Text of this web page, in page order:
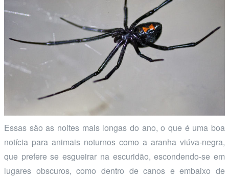
Essas são as noites mais longas do ano, o que é uma boa
notícia para animais noturnos como a aranha viúva-negra,
que prefere se esgueirar na escuridão, escondendo-se em
lugares obscuros, como dentro de canos e embaixo de